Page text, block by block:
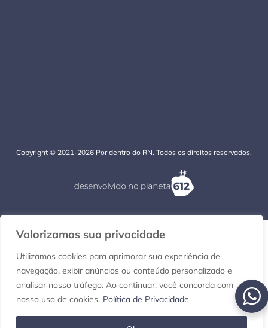
Valorizamos sua privacidade
Utilizamos cookies para aprimorar sua experiência de
navegação, exibir anúncios ou conteúdo personalizado e
analisar nosso tráfego. Ao continuar, você concorda com
nosso uso de cookies. Política de Privacidade
Copyright © 2021-2026 Por dentro do RN. Todos os direitos reservados.